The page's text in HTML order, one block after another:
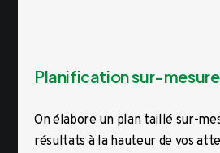
Planification sur-mesure
On élabore un plan taillé sur-
résultats à la hauteur de vos